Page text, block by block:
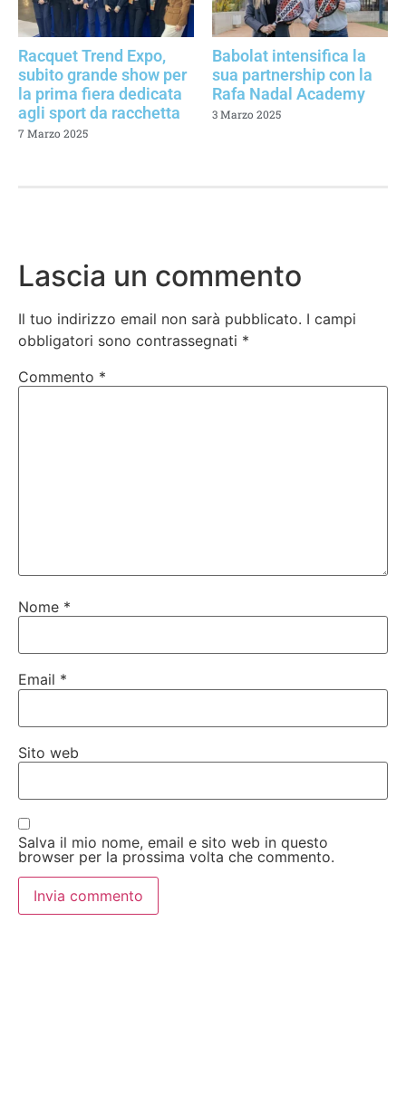
Racquet Trend Expo,
subito grande show per
la prima fiera dedicata
agli sport da racchetta
7 Marzo 2025
Babolat intensifica la
sua partnership con la
Rafa Nadal Academy
3 Marzo 2025
Lascia un commento
Il tuo indirizzo email non sarà pubblicato. I campi
obbligatori sono contrassegnati *
Commento *
Nome *
Email *
Sito web
Salva il mio nome, email e sito web in questo
browser per la prossima volta che commento.